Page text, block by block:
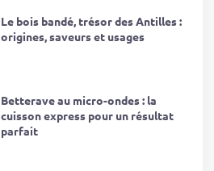
Le bois bandé, trésor des Antilles :
origines, saveurs et usages
Betterave au micro-ondes : la
cuisson express pour un résultat
parfait